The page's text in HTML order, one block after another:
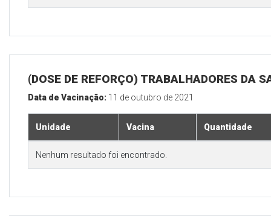
(DOSE DE REFORÇO) TRABALHADORES DA
Data de Vacinação: 11 de outubro de 2021
Unidade Vacina Quantidade
Nenhum resultado foi encontrado.